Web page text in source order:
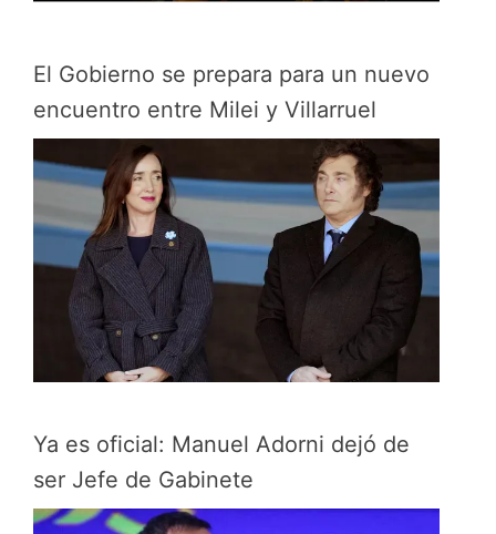
El Gobierno se prepara para un nuevo
encuentro entre Milei y Villarruel
Ya es oficial: Manuel Adorni dejó de
ser Jefe de Gabinete